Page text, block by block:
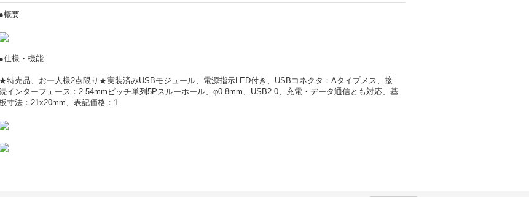
●概要
●仕様・機能
★特売品、お一人様2点限り★実装済みUSBモジュール、電源指示LED付き、USBコネクタ：Aタイプメス、接
インターフェース：2.54mmピッチ単列5Pスルーホール、φ0.8mm、USB2.0、充電・データ通信とも対応、基
寸法：21x20mm、表記価格：1